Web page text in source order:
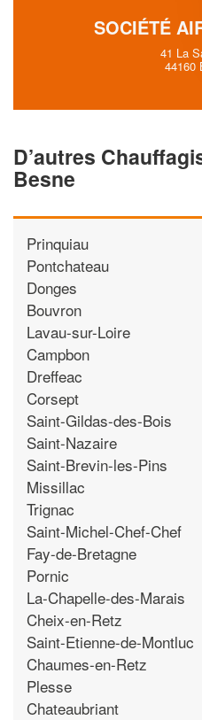
SOCIÉTÉ
41 La
44160
D’autres
Besne
Prinquiau
Pontchateau
Donges
Bouvron
Lavau-sur-Loire
Campbon
Dreffeac
Corsept
Saint-Gildas-des-Bois
Saint-Nazaire
Saint-Brevin-les-Pins
Missillac
Trignac
Saint-Michel-Chef-Chef
Fay-de-Bretagne
Pornic
La-Chapelle-des-Marais
Cheix-en-Retz
Saint-Etienne-de-Montluc
Chaumes-en-Retz
Plesse
Chateaubriant